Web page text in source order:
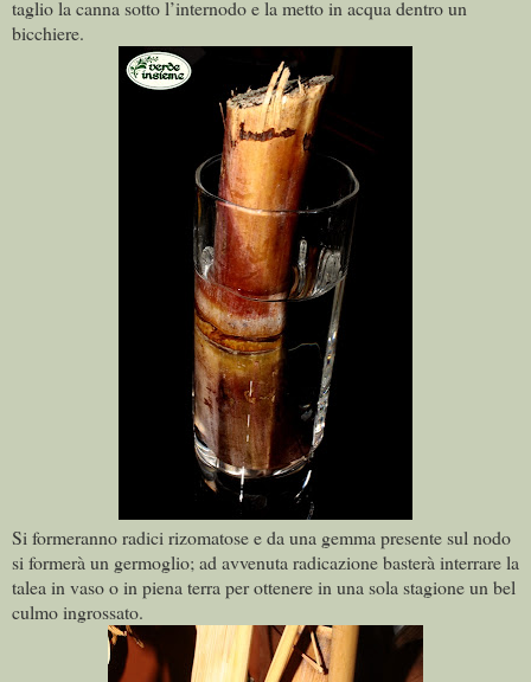
taglio la canna sotto l’internodo e la metto in acqua dentro un
bicchiere.
Si formeranno radici rizomatose e da una gemma presente sul nodo
si formerà un germoglio; ad avvenuta radicazione basterà interrare la
talea in vaso o in piena terra per ottenere in una sola stagione un bel
culmo ingrossato.